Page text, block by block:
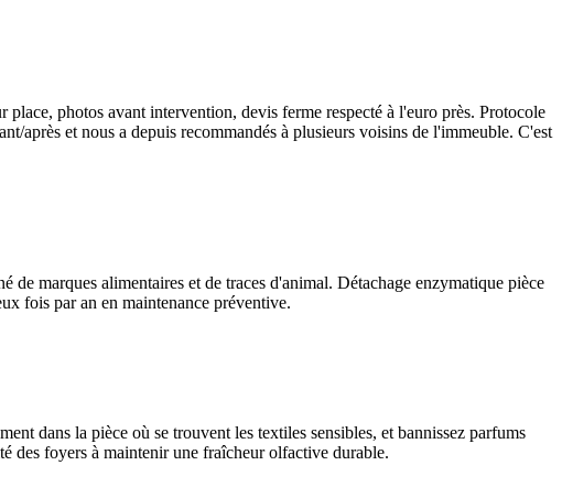
photos avant intervention, devis ferme respecté à l'euro près. Protocole
et nous a depuis recommandés à plusieurs voisins de l'immeuble. C'est
marques alimentaires et de traces d'animal. Détachage enzymatique pièce
fois par an en maintenance préventive.
dans la pièce où se trouvent les textiles sensibles, et bannissez parfums
des foyers à maintenir une fraîcheur olfactive durable.